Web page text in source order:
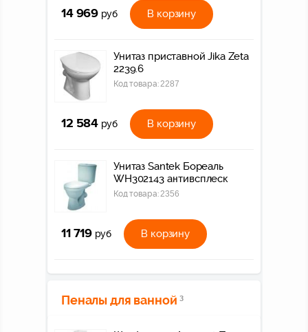
14 969 руб В корзину
Унитаз приставной Jika Zeta
2239.6
Код товара:2287
12 584 руб В корзину
Унитаз Santek Бореаль
WH302143 антивсплеск
Код товара:2356
11 719 руб В корзину
Пеналы для ванной 3